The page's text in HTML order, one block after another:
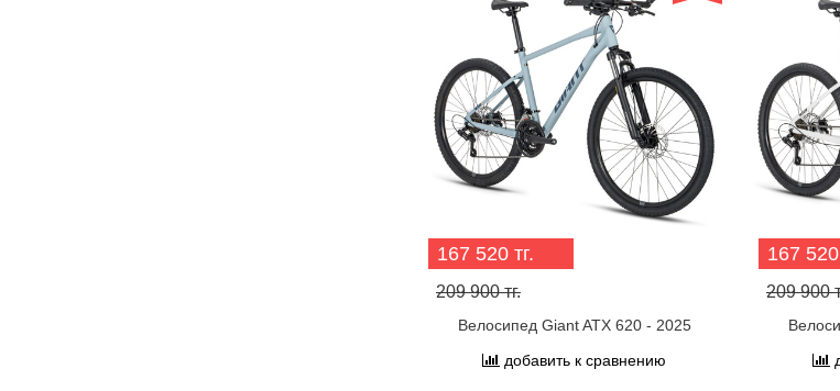
167 520 тг.
209 900 тг.
Велосипед Giant ATX 620 - 2025
добавить к сравнению
167 520
209 900